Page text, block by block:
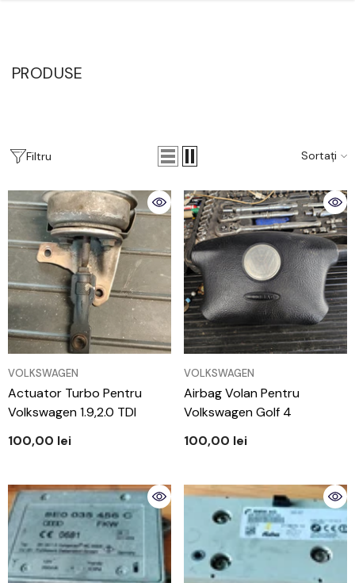
PRODUSE
Filtru Sortați
VÂNZĂTOR:
VOLKSWAGEN
Actuator Turbo Pentru
Volkswagen 1.9,2.0 TDI
100,00 lei
VÂNZĂTOR:
VOLKSWAGEN
Airbag Volan Pentru
Volkswagen Golf 4
100,00 lei